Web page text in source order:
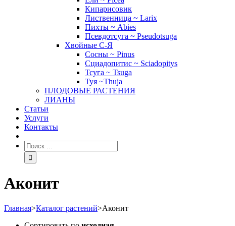
Кипарисовик
Лиственница ~ Larix
Пихты ~ Abies
Псевдотсуга ~ Pseudotsuga
Хвойные С-Я
Сосны ~ Pinus
Сциадопитис ~ Sciadopitys
Тсуга ~ Tsuga
Туя ~Thuja
ПЛОДОВЫЕ РАСТЕНИЯ
ЛИАНЫ
Статьи
Услуги
Контакты
Аконит
Главная>Каталог растений>Аконит